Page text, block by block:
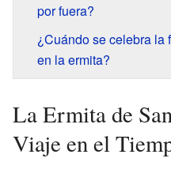
por fuera?
¿Cuándo se celebra la
en la ermita?
La Ermita de
Viaje en el